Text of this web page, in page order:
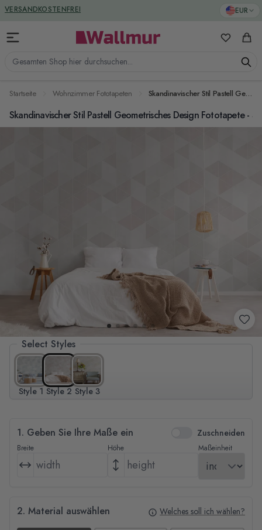
Zum Inhalt springen EUR
Gesamten Shop hier durchsuchen...
Meine
VERSANDKOSTENFREI
GREENGUARD ZERTIFIZIERT
Startseite Wohnzimmer Fototapeten Skandinavischer Stil Pastell Geometrisches Design Fototapete - STIL 2
Skandinavischer Stil Pastell Geometrisches Design Fototapete -
Select Styles
Style 1 Style 2 Style 3
1. Geben Sie Ihre Maße ein Zuschneiden
Breite Höhe Maßeinheit
2. Material auswählen Welches soll ich wählen?